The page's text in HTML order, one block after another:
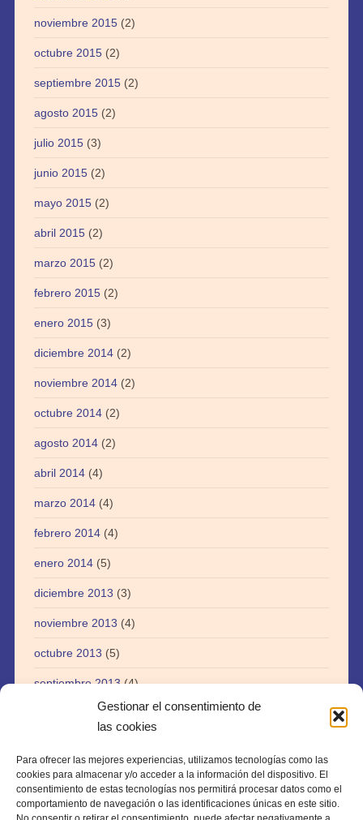
Gestionar el consentimiento de
las cookies
Para ofrecer las mejores experiencias, utilizamos tecnologías como las
cookies para almacenar y/o acceder a la información del dispositivo. El
consentimiento de estas tecnologías nos permitirá procesar datos como el
comportamiento de navegación o las identificaciones únicas en este sitio.
noviembre 2015(2)
octubre 2015(2)
septiembre 2015(2)
agosto 2015(2)
julio 2015(3)
junio 2015(2)
mayo 2015(2)
abril 2015(2)
marzo 2015(2)
febrero 2015(2)
enero 2015(3)
diciembre 2014(2)
noviembre 2014(2)
octubre 2014(2)
agosto 2014(2)
abril 2014(4)
marzo 2014(4)
febrero 2014(4)
enero 2014(5)
diciembre 2013 (3)
noviembre 2013 (4)
octubre 2013 (5)
septiembre 2013(4)
(5)
abril 2013(1)
agosto 2012(1)